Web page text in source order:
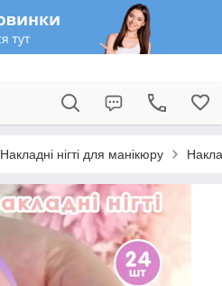
Накладні нігті для манікюру